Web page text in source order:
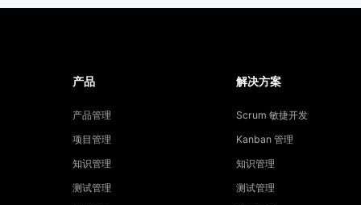
产品
产品管理
项目管理
知识管理
测试管理
解决方案
Scrum 敏捷开发
Kanban 管理
知识管理
测试管理